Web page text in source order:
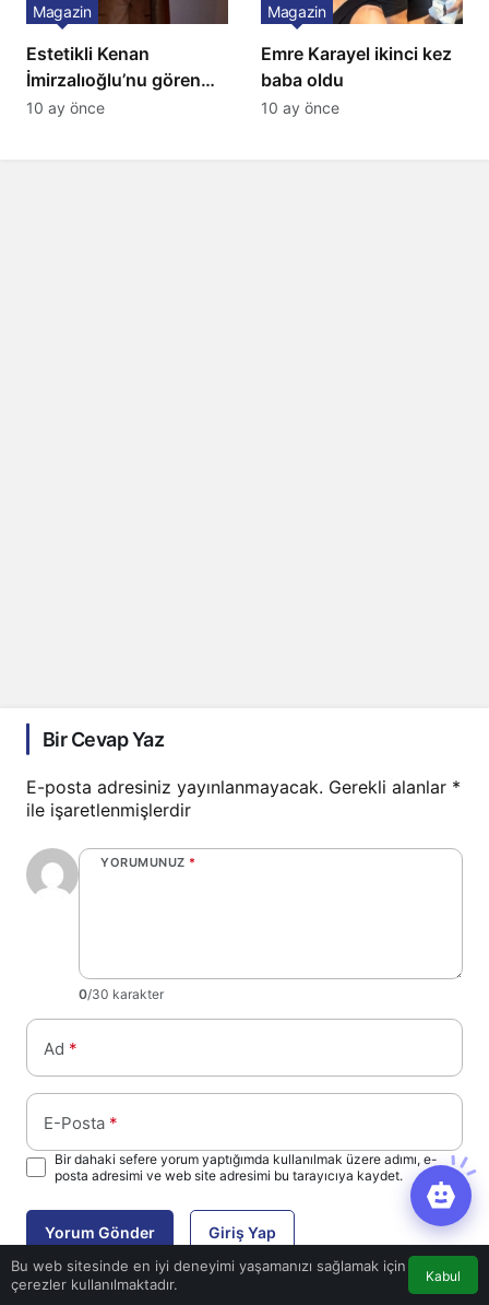
Estetikli Kenan
İmirzalıoğlu’nu gören
tanıyamıyor: Son hali
Magazin
10 ay önce
Emre Karayel ikinci kez
baba oldu
Magazin
10 ay önce
Bir Cevap Yaz
E-posta adresiniz yayınlanmayacak. Gerekli alanlar *
ile işaretlenmişlerdir
YORUMUNUZ *
0/30 karakter
Ad *
E-Posta *
Bir dahaki sefere yorum yaptığımda kullanılmak üzere adımı, e-
posta adresimi ve web site adresimi bu tarayıcıya kaydet.
Yorum Gönder Giriş Yap
Bu web sitesinde en iyi deneyimi yaşamanızı sağlamak için
çerezler kullanılmaktadır.
Kabul